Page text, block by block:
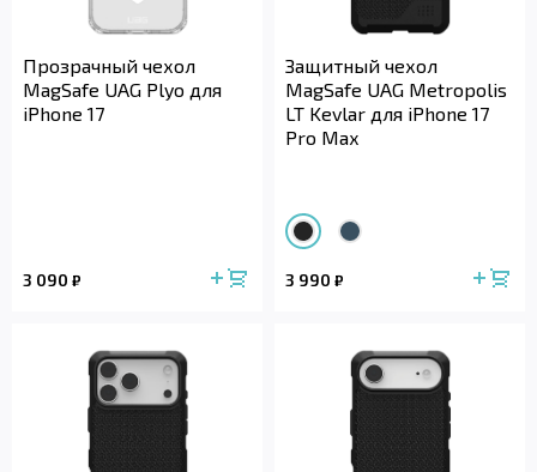
Прозрачный чехол
MagSafe UAG Plyo для
iPhone 17
3 090 ₽
Защитный чехол
MagSafe UAG Metropolis
LT Kevlar для iPhone 17
Pro Max
3 990 ₽